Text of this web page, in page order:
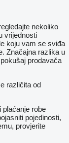
nekoliko
vrijednosti
koju vam se sviđa
Značajna razlika u
prodavača
različita od
plaćanje robe
pojedinosti,
provjerite